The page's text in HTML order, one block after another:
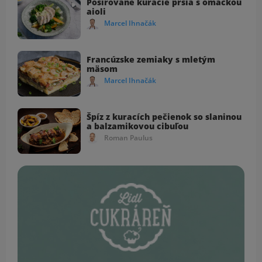
Pošírované kuracie prsia s omáčkou
aioli
Marcel Ihnačák
Francúzske zemiaky s mletým
mäsom
Marcel Ihnačák
Špíz z kuracích pečienok so slaninou
a balzamikovou cibuľou
Roman Paulus